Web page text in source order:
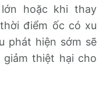
hoặc khi thay
điểm ốc có xu
phát hiện sớm sẽ
thiệt hại cho